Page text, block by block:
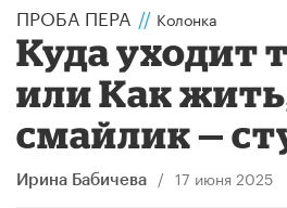
ПРОБА ПЕРА // Колонка
Куда уходит
или Как
смайлик —
Ирина Бабичева / 17 июня 2025